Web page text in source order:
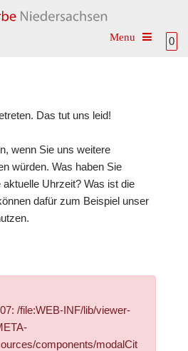
0
Toggle
Das tut uns leid!
wenn Sie uns weitere
würden. Was haben Sie
Uhrzeit? Was ist die
dafür zum Beispiel unser
/file:WEB-INF/lib/viewer-
components/modalCit